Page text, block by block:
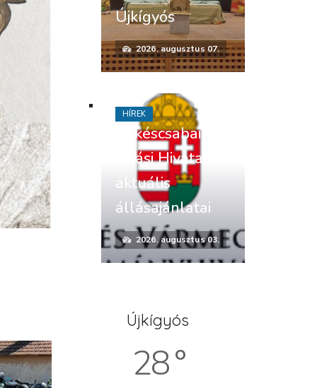
Újkígyós
2026. augusztus 07.
Békéscsabai
Járási Hivatal
aktuális
állásajánlatai
2026. augusztus 03.
HÍREK
Újkígyós
28 °